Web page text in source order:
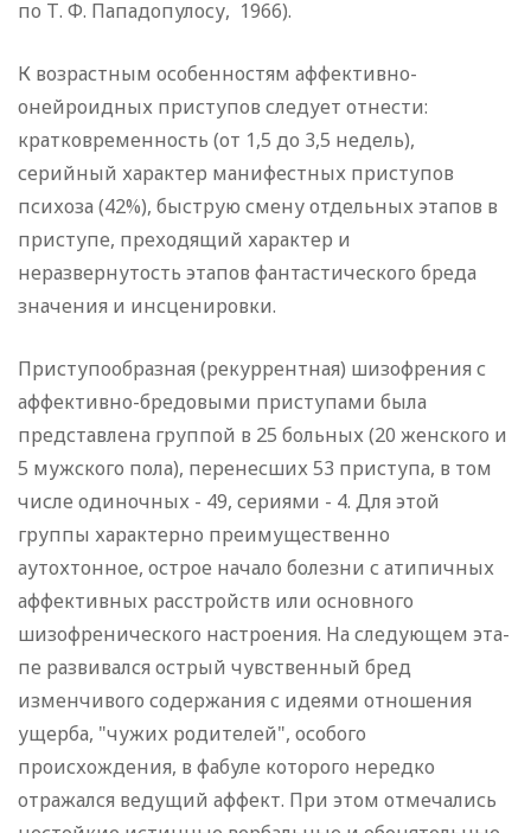
по Т. Ф. Пападопулосу, 1966).
К возрастным особенностям аффективно-
онейроидных при­ступов следует отнести:
кратковременность (от 1,5 до 3,5 недель),
серийный характер манифестных приступов
психоза (42%), быструю смену отдельных этапов в
приступе, прехо­дящий характер и
неразвернутость этапов фантастического бреда
значения и инсценировки.
Приступообразная (рекуррентная) шизофрения с
аффектив­но-бредовыми приступами была
представлена группой в 25 больных (20 женского и
5 мужского пола), перенесших 53 приступа, в том
числе одиночных - 49, сериями - 4. Для этой
группы характерно преимущественно
аутохтонное, ост­рое начало болезни с атипичных
аффективных расстройств или основного
шизофренического настроения. На следующем эта­
пе развивался острый чувственный бред
изменчивого содер­жания с идеями отношения
ущерба, "чужих родителей", осо­бого
происхождения, в фабуле которого нередко
отражался ведущий аффект. При этом отмечались